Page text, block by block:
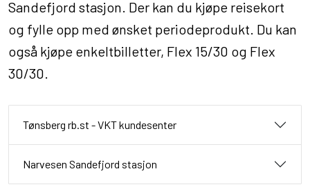
Sandefjord stasjon. Der kan du kjøpe reisekort
og fylle opp med ønsket periodeprodukt. Du kan
også kjøpe enkeltbilletter, Flex 15/30 og Flex
30/30.
Tønsberg rb.st - VKT kundesenter
Narvesen Sandefjord stasjon